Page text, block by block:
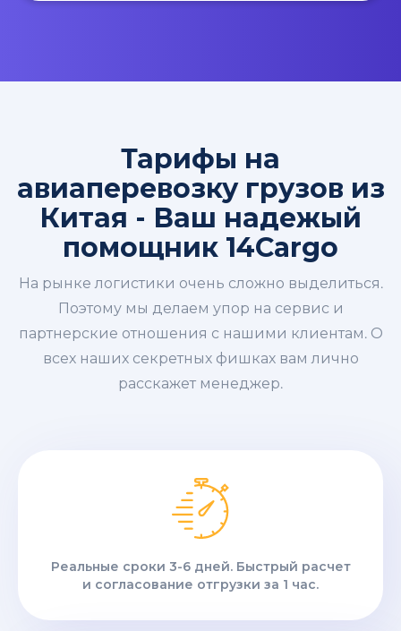
Тарифы на
авиаперевозку грузов из
Китая - Ваш надежый
помощник 14Cargo
На рынке логистики очень сложно выделиться.
Поэтому мы делаем упор на сервис и
партнерские отношения с нашими клиентам. О
всех наших секретных фишках вам лично
расскажет менеджер.
Реальные сроки 3-6 дней. Быстрый расчет
и согласование отгрузки за 1 час.